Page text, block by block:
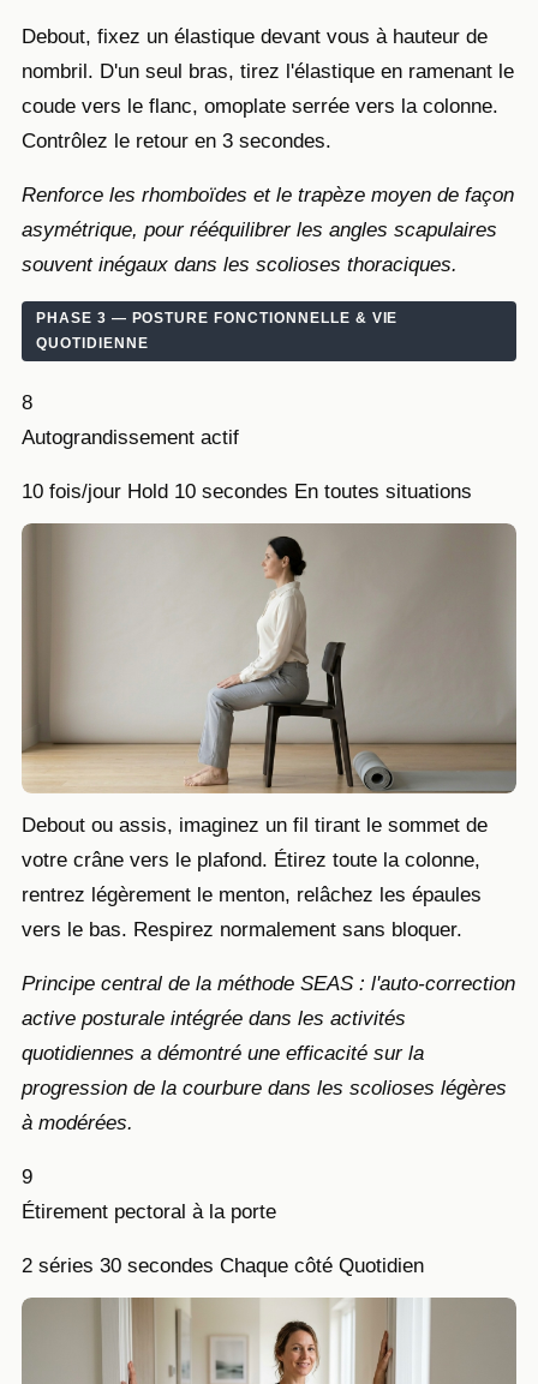
Debout, fixez un élastique devant vous à hauteur de
nombril. D'un seul bras, tirez l'élastique en ramenant le
coude vers le flanc, omoplate serrée vers la colonne.
Contrôlez le retour en 3 secondes.
Renforce les rhomboïdes et le trapèze moyen de façon
asymétrique, pour rééquilibrer les angles scapulaires
souvent inégaux dans les scolioses thoraciques.
PHASE 3 — POSTURE FONCTIONNELLE & VIE
QUOTIDIENNE
8
Autograndissement actif
10 fois/jour Hold 10 secondes En toutes situations
Debout ou assis, imaginez un fil tirant le sommet de
votre crâne vers le plafond. Étirez toute la colonne,
rentrez légèrement le menton, relâchez les épaules
vers le bas. Respirez normalement sans bloquer.
Principe central de la méthode SEAS : l'auto-correction
active posturale intégrée dans les activités
quotidiennes a démontré une efficacité sur la
progression de la courbure dans les scolioses légères
à modérées.
9
Étirement pectoral à la porte
2 séries 30 secondes Chaque côté Quotidien